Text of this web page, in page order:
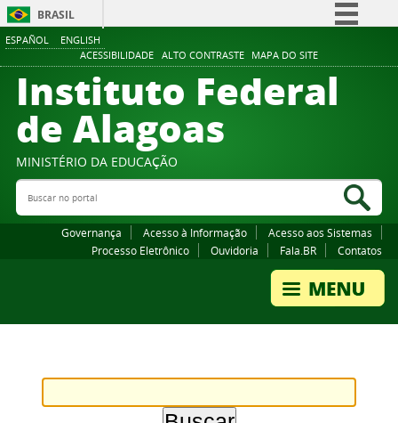
ESPAÑOL ENGLISH
ACESSIBILIDADE ALTO CONTRASTE MAPA DO SITE
BRASIL
Comunica BR
Participe
Canais
Instituto Federal
de Alagoas
MINISTÉRIO DA EDUCAÇÃO
Buscar no portal
Governança Acesso à Informação
Acesso aos Sistemas
Processo Eletrônico
Ouvidoria Fala.BR Contatos